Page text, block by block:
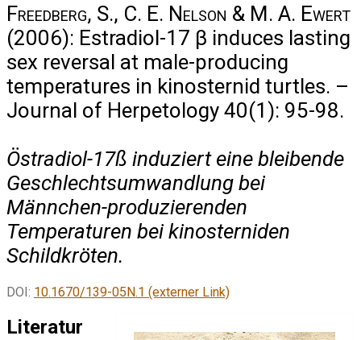
Freedberg, S., C. E. Nelson & M. A. Ewert
(2006): Estradiol-17 β induces lasting
sex reversal at male-producing
temperatures in kinosternid turtles. –
Journal of Herpetology 40(1): 95-98.
Östradiol-17ß induziert eine bleibende
Geschlechtsumwandlung bei
Männchen-produzierenden
Temperaturen bei kinosterniden
Schildkröten.
DOI: 10.1670/139-05N.1 (externer Link)
Literatur